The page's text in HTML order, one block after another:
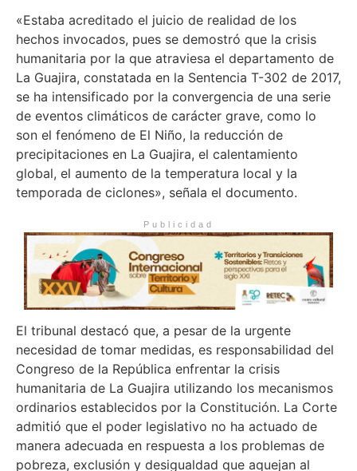
«Estaba acreditado el juicio de realidad de los
hechos invocados, pues se demostró que la crisis
humanitaria por la que atraviesa el departamento de
La Guajira, constatada en la Sentencia T-302 de 2017,
se ha intensificado por la convergencia de una serie
de eventos climáticos de carácter grave, como lo
son el fenómeno de El Niño, la reducción de
precipitaciones en La Guajira, el calentamiento
global, el aumento de la temperatura local y la
temporada de ciclones», señala el documento.
Publicidad
El tribunal destacó que, a pesar de la urgente
necesidad de tomar medidas, es responsabilidad del
Congreso de la República enfrentar la crisis
humanitaria de La Guajira utilizando los mecanismos
ordinarios establecidos por la Constitución. La Corte
admitió que el poder legislativo no ha actuado de
manera adecuada en respuesta a los problemas de
pobreza, exclusión y desigualdad que aquejan al